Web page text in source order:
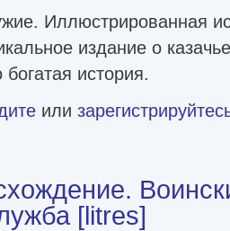
Иллюстрированная
издание о
богатая история.
Иллюстрированная история от
или
[litres]